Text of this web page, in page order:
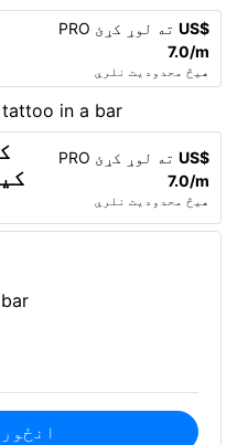
US$
7.0/m
هیڅ محدودیت نلري
US$
7.0/m
هیڅ محدودیت نلري